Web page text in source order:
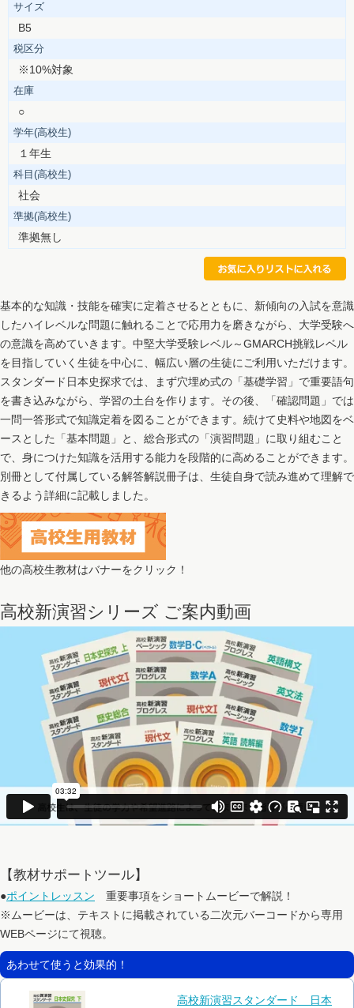
サイズ
B5
税区分
※10%対象
在庫
○
学年(高校生)
１年生
科目(高校生)
社会
準拠(高校生)
準拠無し
基本的な知識・技能を確実に定着させるとともに、新傾向の入試を意識
したハイレベルな問題に触れることで応用力を磨きながら、大学受験へ
の意識を高めていきます。中堅大学受験レベル～GMARCH挑戦レベル
を目指していく生徒を中心に、幅広い層の生徒にご利用いただけます。
スタンダード日本史探求では、まず穴埋め式の「基礎学習」で重要語句
を書き込みながら、学習の土台を作ります。その後、「確認問題」では
一問一答形式で知識定着を図ることができます。続けて史料や地図をベ
ースとした「基本問題」と、総合形式の「演習問題」に取り組むこと
で、身につけた知識を活用する能力を段階的に高めることができます。
別冊として付属している解答解説冊子は、生徒自身で読み進めて理解で
きるよう詳細に記載しました。
他の高校生教材はバナーをクリック！
高校新演習シリーズ ご案内動画
【教材サポートツール】
●ポイントレッスン 重要事項をショートムービーで解説！
※ムービーは、テキストに掲載されている二次元バーコードから専用
WEBページにて視聴。
あわせて使うと効果的！
高校新演習スタンダード 日本